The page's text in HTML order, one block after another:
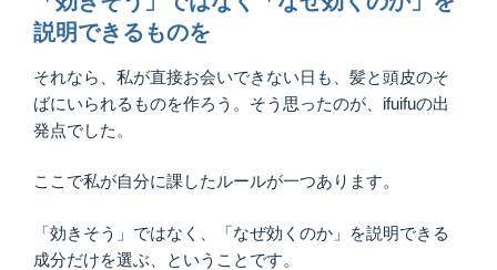
説明できるものを
それなら、私が直接お会いできない日も、髪と頭皮のそ
ばにいられるものを作ろう。そう思ったのが、ifuifuの出
発点でした。
ここで私が自分に課したルールが一つあります。
「効きそう」ではなく、「なぜ効くのか」を説明できる
成分だけを選ぶ、ということです。